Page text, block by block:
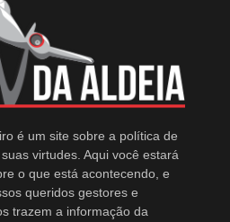
é um site sobre a política de
virtudes. Aqui você estará
o que está acontecendo, e
queridos gestores e
trazem a informação da